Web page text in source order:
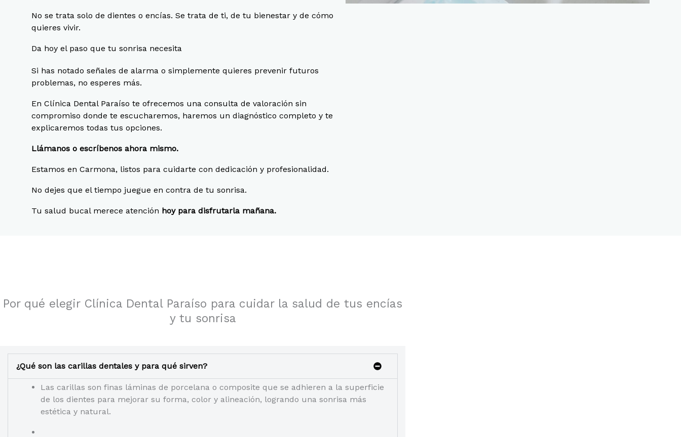
No se trata solo de dientes o encías. Se trata de ti, de tu bienestar y de cómo
quieres vivir.
Da hoy el paso que tu sonrisa necesita
Si has notado señales de alarma o simplemente quieres prevenir futuros
problemas, no esperes más.
En Clínica Dental Paraíso te ofrecemos una consulta de valoración sin
compromiso donde te escucharemos, haremos un diagnóstico completo y te
explicaremos todas tus opciones.
Llámanos o escríbenos ahora mismo.
Estamos en Carmona, listos para cuidarte con dedicación y profesionalidad.
No dejes que el tiempo juegue en contra de tu sonrisa.
Tu salud bucal merece atención hoy para disfrutarla mañana.
Por qué elegir Clínica Dental Paraíso para cuidar la salud de tus encías
y tu sonrisa
¿Qué son las carillas dentales y para qué sirven?
Las carillas son finas láminas de porcelana o composite que se adhieren a la superficie
de los dientes para mejorar su forma, color y alineación, logrando una sonrisa más
estética y natural.